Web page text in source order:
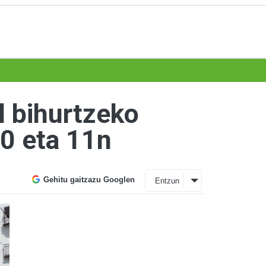
bihurtzeko
eta 11n
Gehitu gaitzazu Googlen Entzun